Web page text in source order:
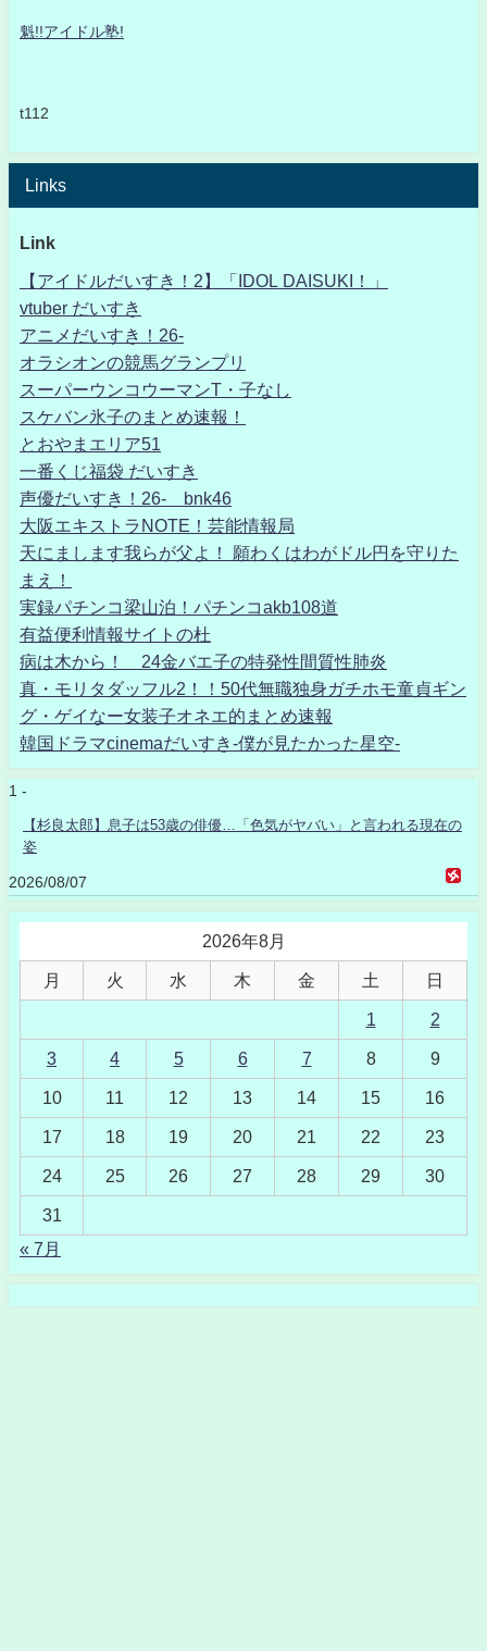
魁!!アイドル塾!
t112
Links
Link
【アイドルだいすき！2】「IDOL DAISUKI！」
vtuber だいすき
アニメだいすき！26-
オラシオンの競馬グランプリ
スーパーウンコウーマンT・子なし
スケバン氷子のまとめ速報！
とおやまエリア51
一番くじ福袋 だいすき
声優だいすき！26- bnk46
大阪エキストラNOTE！芸能情報局
天にまします我らが父よ！ 願わくはわがドル円を守りた
まえ！
実録パチンコ梁山泊！パチンコakb108道
有益便利情報サイトの杜
病は木から！ 24金バエ子の特発性間質性肺炎
真・モリタダッフル2！！50代無職独身ガチホモ童貞ギン
グ・ゲイなー女装子オネエ的まとめ速報
韓国ドラマcinemaだいすき-僕が見たかった星空-
1 -
【杉良太郎】息子は53歳の俳優…「色気がヤバい」と言われる現在の
姿
2026/08/07
2026年8月
月 火 水 木 金 土 日
1 2
3 4 5 6 7 8 9
10 11 12 13 14 15 16
17 18 19 20 21 22 23
24 25 26 27 28 29 30
31
« 7月